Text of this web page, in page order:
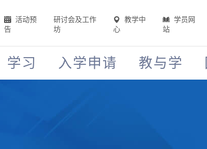
活动预
告
研讨会及工作
坊
教学中
心
学员网
站
学习 入学申请 教与学